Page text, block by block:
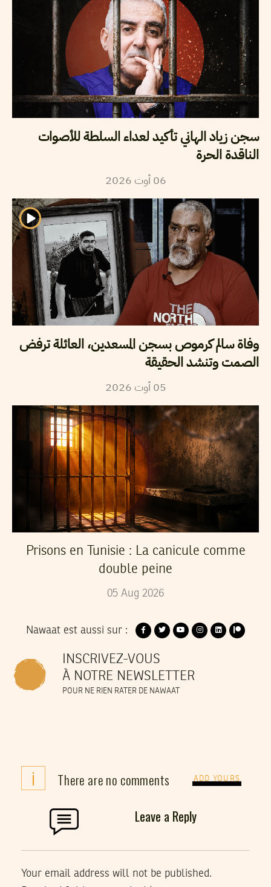
سجن زياد الهاني تأكيد لعداء السلطة للأصوات
الناقدة الحرة
06 أوت2026
وفاة سالم كرموص بسجن المسعدين، العائلة ترفض
الصمت وتنشد الحقيقة
05 أوت2026
Prisons en Tunisie : La canicule comme
double peine
05 Aug 2026
Nawaat est aussi sur :
INSCRIVEZ-VOUS
À NOTRE NEWSLETTER
POUR NE RIEN RATER DE NAWAAT
i There are no comments ADD YOURS
Leave a Reply
Your email address will not be published.